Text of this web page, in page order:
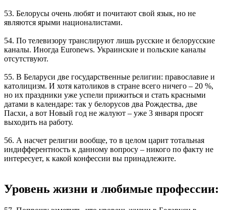
53. Белорусы очень любят и почитают свой язык, но не
являются ярыми националистами.
54. По телевизору транслируют лишь русские и белорусские
каналы. Иногда Euronews. Украинские и польские каналы
отсутствуют.
55. В Беларуси две государственные религии: православие и
католицизм. И хотя католиков в стране всего ничего – 20 %,
но их праздники уже успели прижиться и стать красными
датами в календаре: так у белорусов два Рождества, две
Пасхи, а вот Новый год не жалуют – уже 3 января просят
выходить на работу.
56. А насчет религии вообще, то в целом царит тотальная
индифферентность к данному вопросу – никого по факту не
интересует, к какой конфессии вы принадлежите.
Уровень жизни и любимые профессии: